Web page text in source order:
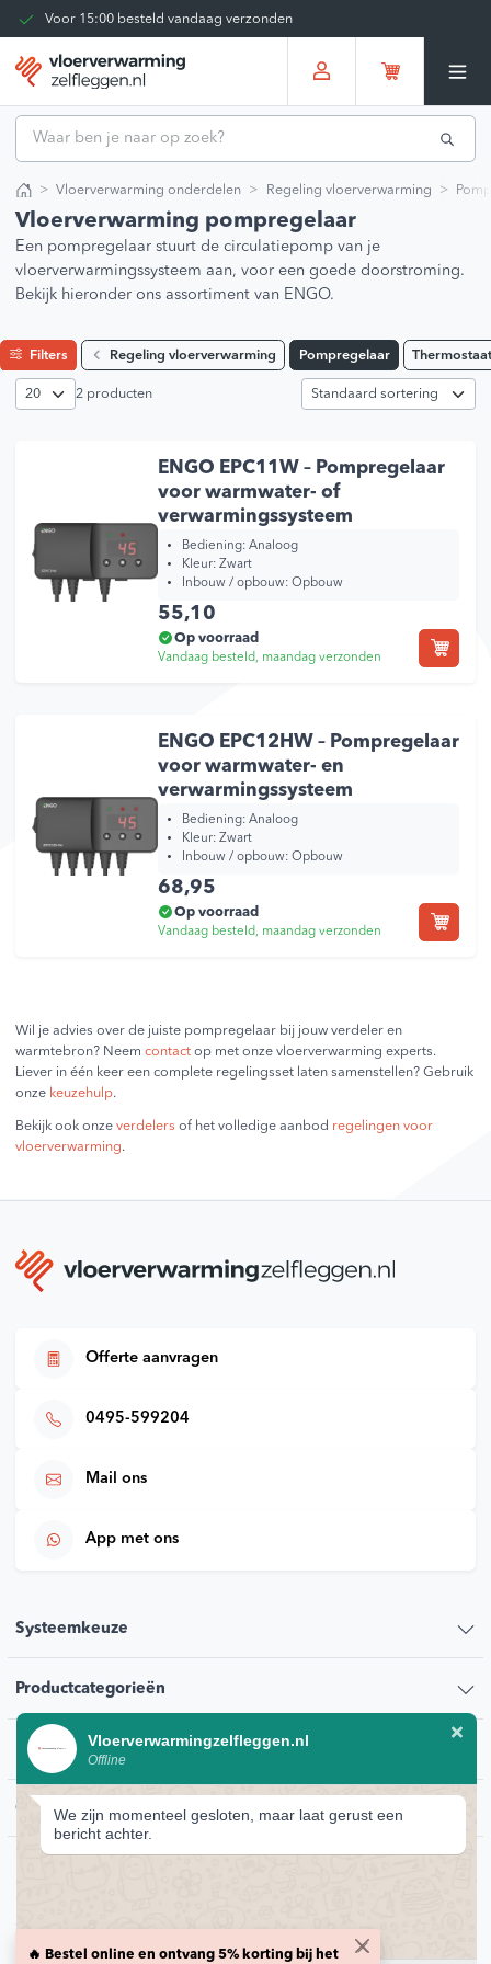
Voor 15:00 besteld vandaag verzonden
Kies zelf je bezorgmoment
Tot 30 dagen terug te sturen
Gratis verzending vanaf
Home
Vloerverwarming onderdelen Regeling vloerverwarming
Vloerverwarming pompregelaar
Een pompregelaar stuurt de circulatiepomp van je
vloerverwarmingssysteem aan, voor een goede doorstroming.
Bekijk hieronder ons assortiment van ENGO.
Filters Regeling vloerverwarming Pompregelaar
2 producten
ENGO EPC11W – Pompregelaar
voor warmwater- of
verwarmingssysteem
Bediening: Analoog
Kleur: Zwart
Inbouw / opbouw: Opbouw
55,10
Op voorraad
Vandaag besteld, maandag verzonden
ENGO EPC12HW – Pompregelaar
voor warmwater- en
verwarmingssysteem
Bediening: Analoog
Kleur: Zwart
Inbouw / opbouw: Opbouw
68,95
Op voorraad
Vandaag besteld, maandag verzonden
Wil je advies over de juiste pompregelaar bij jouw verdeler en
warmtebron? Neemcontact op met onze vloerverwarming experts.
Liever in één keer een complete regelingsset laten samenstellen? Gebruik
onze keuzehulp.
Bekijk ook onzeverdelers of het volledige aanbod regelingen voor
vloerverwarming.
Offerte aanvragen
0495-599204
Mail ons
App met ons
Systeemkeuze
Productcategorieën
Klantenservice
Contact
© 2026 Vloerverwarmingzelfleggen.nl
Privacybeleid
🔥 Bestel online en ontvang 5% korting bij het
Vloerverwarmingzelfleggen.nl
Offline
We zijn momenteel gesloten, maar laat gerust een
bericht achter.